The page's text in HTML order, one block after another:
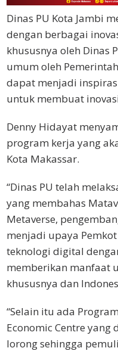
Dinas PU Kota Jambi
dengan berbagai
khususnya oleh Dinas
umum oleh
dapat menjadi
untuk membuat
Denny Hidayat
program kerja yang
Kota Makassar.
“Dinas PU telah
yang membahas
Metaverse,
menjadi upaya
teknologi digital
memberikan manfaat
khususnya dan
“Selain itu ada
Economic Centre
lorong sehingga